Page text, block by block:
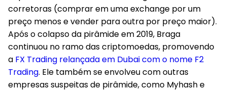
corretoras (comprar em uma exchange por um
preço menos e vender para outra por preço maior).
Após o colapso da pirâmide em 2019, Braga
continuou no ramo das criptomoedas, promovendo
a FX Trading relançada em Dubai com o nome F2
Trading. Ele também se envolveu com outras
empresas suspeitas de pirâmide, como Myhash e